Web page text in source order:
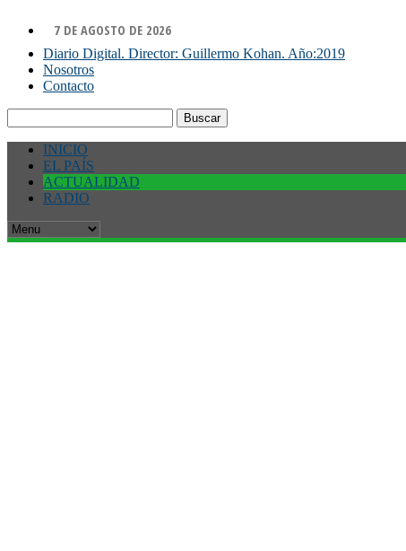
7 DE AGOSTO DE 2026
Diario Digital. Director: Guillermo Kohan. Año:2019
Nosotros
Contacto
INICIO
EL PAÍS
ACTUALIDAD
RADIO